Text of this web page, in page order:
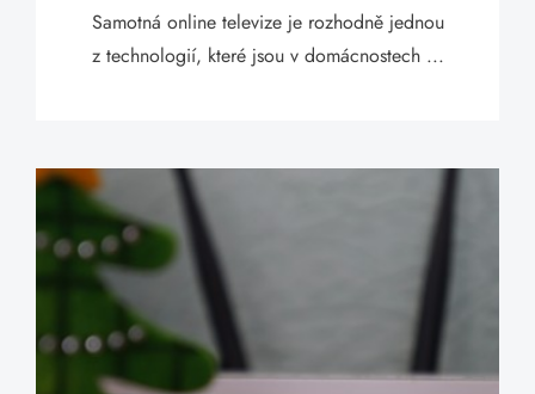
Samotná online televize je rozhodně jednou
z technologií, které jsou v domácnostech ...